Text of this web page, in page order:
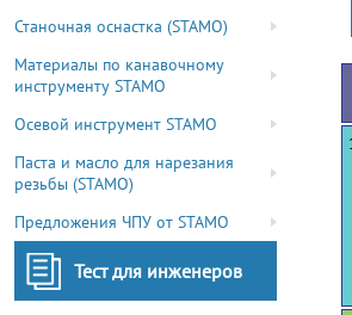
Станочная оснастка (STAMO)
Материалы по канавочному
инструменту STAMO
Осевой инструмент STAMO
Паста и масло для нарезания
резьбы (STAMO)
Предложения ЧПУ от STAMO
Тест для инженеров